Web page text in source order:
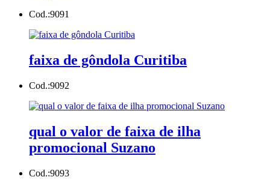
Cod.:9091
faixa de gôndola Curitiba
Cod.:9092
qual o valor de faixa de ilha
promocional Suzano
Cod.:9093